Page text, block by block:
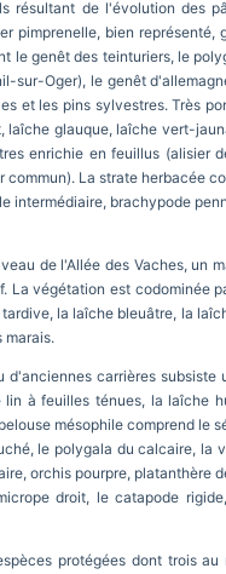
résultant de l'évolution des
pimprenelle, bien
le genêt des teinturiers, le
sur-Oger), le genêt
et les pins sylvestres. Très
laîche glauque, laîche vert-
enrichie en feuillus (alisier
commun). La strate herbacée
intermédiaire, brachypode
de l'Allée des Vaches, un
La végétation est codominée
la laîche bleuâtre, la
marais.
carrières
à feuilles ténues, la laîche
mésophile comprend le
le polygala du calcaire, la
orchis pourpre,
droit, le catapode
protégées dont trois